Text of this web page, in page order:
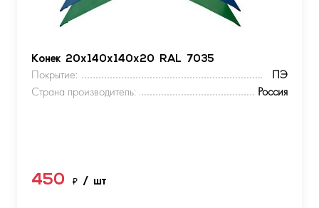
Конек 20х140х140х20 RAL 7035
Покрытие:
ПЭ
Страна производитель:
Россия
450 ₽ / шт